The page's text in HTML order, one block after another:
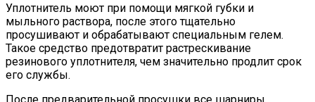
Уплотнитель моют при помощи мягкой губки и
мыльного раствора, после этого тщательно
просушивают и обрабатывают специальным гелем.
Такое средство предотвратит растрескивание
резинового уплотнителя, чем значительно продлит срок
его службы.
После предварительной просушки все шарниры